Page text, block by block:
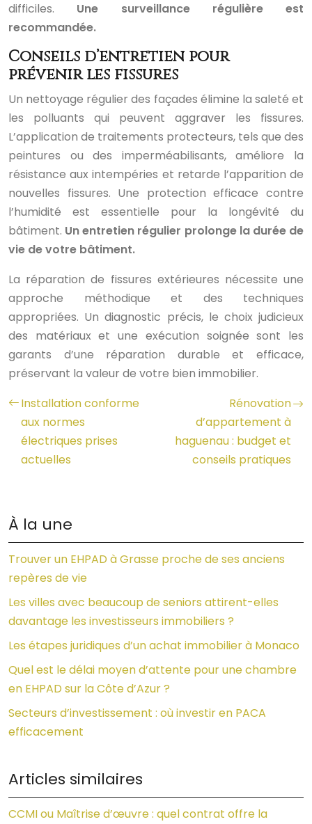
difficiles. Une surveillance régulière est
recommandée.
Conseils d’entretien pour
prévenir les fissures
Un nettoyage régulier des façades élimine la saleté et
les polluants qui peuvent aggraver les fissures.
L’application de traitements protecteurs, tels que des
peintures ou des imperméabilisants, améliore la
résistance aux intempéries et retarde l’apparition de
nouvelles fissures. Une protection efficace contre
l’humidité est essentielle pour la longévité du
bâtiment. Un entretien régulier prolonge la durée de
vie de votre bâtiment.
La réparation de fissures extérieures nécessite une
approche méthodique et des techniques
appropriées. Un diagnostic précis, le choix judicieux
des matériaux et une exécution soignée sont les
garants d’une réparation durable et efficace,
préservant la valeur de votre bien immobilier.
Installation conforme
aux normes
électriques prises
actuelles
Rénovation
d’appartement à
haguenau : budget et
conseils pratiques
À la une
Trouver un EHPAD à Grasse proche de ses anciens
repères de vie
Les villes avec beaucoup de seniors attirent-elles
davantage les investisseurs immobiliers ?
Les étapes juridiques d’un achat immobilier à Monaco
Quel est le délai moyen d’attente pour une chambre
en EHPAD sur la Côte d’Azur ?
Secteurs d’investissement : où investir en PACA
efficacement
Articles similaires
CCMI ou Maîtrise d’œuvre : quel contrat offre la